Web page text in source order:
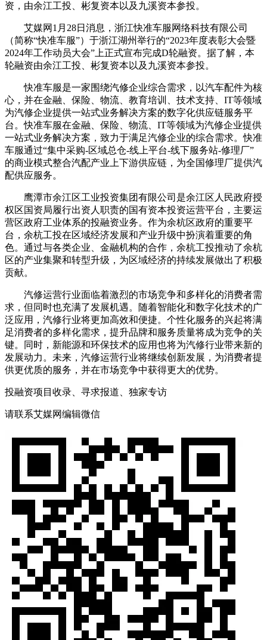
资，由余江工投、彬复资本以及九溪资本参投。
艾媒网1月28日消息，浙江快准车服网络科技有限公司
（简称“快准车服”）于浙江湖州举行的“2023年度表彰大会暨
2024年工作动员大会”上正式宣布完成D轮融资。据了解，本
轮融资由余江工投、彬复资本以及九溪资本参投。
快准车服是一家围绕汽修企业综合需求，以汽车配件为核
心，并在金融、保险、物流、教育培训、技术支持、IT等领域
为汽修企业提供一站式业务解决方案的数字化供应链服务平
台。快准车服在金融、保险、物流、IT等领域为汽修企业提供
一站式业务解决方案，致力于满足汽修企业的综合需求。快准
车服通过“集中采购-区域总仓-线上平台-线下服务站-修理厂”
的商业模式整合汽配产业上下游供应链，为全国修理厂提供汽
配供应服务。
鹰潭市余江区工业投资集团有限公司是余江区人民政府授
权区国资局履行出资人职责的国有资本投资运营平台，主要运
营区政府工业体系的投融资业务。作为余杭区政府的重要平
台，余杭工投在区域经济发展和产业升级中扮演着重要的角
色。通过与各类企业、金融机构的合作，余杭工投推动了余杭
区的产业集聚和转型升级，为区域经济的持续发展做出了积极
贡献。
汽修运营行业面临着激烈的市场竞争和多样化的消费者需
求，但同时也充满了发展机遇。随着智能化和数字化技术的广
泛应用，汽修行业将更加高效和便捷。个性化服务的兴起将满
足消费者的多样化需求，提升品牌和服务质量将成为竞争的关
键。同时，新能源和环保技术的应用也将为汽修行业带来新的
发展动力。未来，汽修运营行业将继续创新发展，为消费者提
供更优质的服务，并在市场竞争中获得更大的优势。
投融资项目收录、寻求报道、独家专访
请联系艾媒网编辑微信